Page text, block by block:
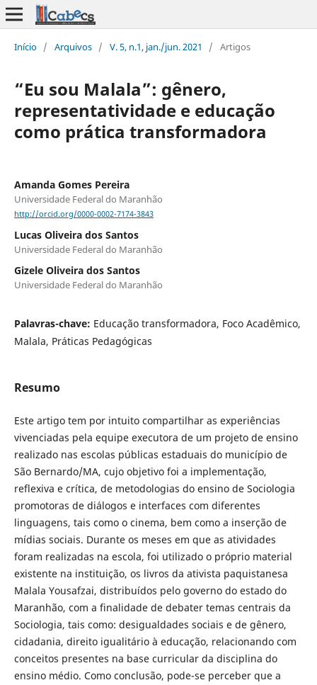
Início / Arquivos / V. 5, n.1, jan./jun. 2021 / Artigos
“Eu sou Malala”: gênero,
representatividade e educação
como prática transformadora
Amanda Gomes Pereira
Universidade Federal do Maranhão
http://orcid.org/0000-0002-7174-3843
Lucas Oliveira dos Santos
Universidade Federal do Maranhão
Gizele Oliveira dos Santos
Universidade Federal do Maranhão
Palavras-chave: Educação transformadora, Foco Acadêmico,
Malala, Práticas Pedagógicas
Resumo
Este artigo tem por intuito compartilhar as experiências
vivenciadas pela equipe executora de um projeto de ensino
realizado nas escolas públicas estaduais do município de
São Bernardo/MA, cujo objetivo foi a implementação,
reflexiva e crítica, de metodologias do ensino de Sociologia
promotoras de diálogos e interfaces com diferentes
linguagens, tais como o cinema, bem como a inserção de
mídias sociais. Durante os meses em que as atividades
foram realizadas na escola, foi utilizado o próprio material
existente na instituição, os livros da ativista paquistanesa
Malala Yousafzai, distribuídos pelo governo do estado do
Maranhão, com a finalidade de debater temas centrais da
Sociologia, tais como: desigualdades sociais e de gênero,
cidadania, direito igualitário à educação, relacionando com
conceitos presentes na base curricular da disciplina do
ensino médio. Como conclusão, pode-se perceber que a